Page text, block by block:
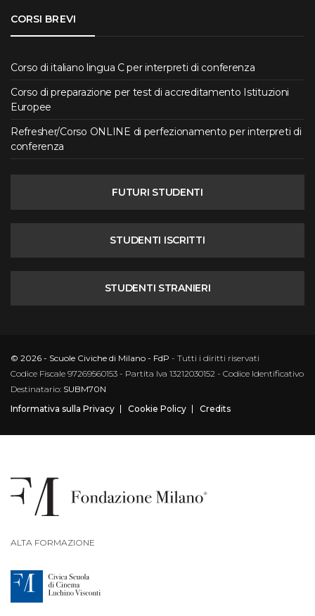
CORSI BREVI
Corso di italiano lingua C per interpreti di conferenza
Corso di preparazione per test di accreditamento Istituzioni
Europee
Refresher/Corso ONLINE di perfezionamento per interpreti di
conferenza
FUTURI STUDENTI
STUDENTI ISCRITTI
STUDENTI STRANIERI
© 2026 - Scuole Civiche di Milano - FdP - Tutti i diritti riservati
Codice Fiscale 97269560153 - Partita Iva 13212030152 - Codice Identificativo
Destinatario: SUBM70N
Informativa sulla Privacy
Cookie Policy Credits
ALTA FORMAZIONE